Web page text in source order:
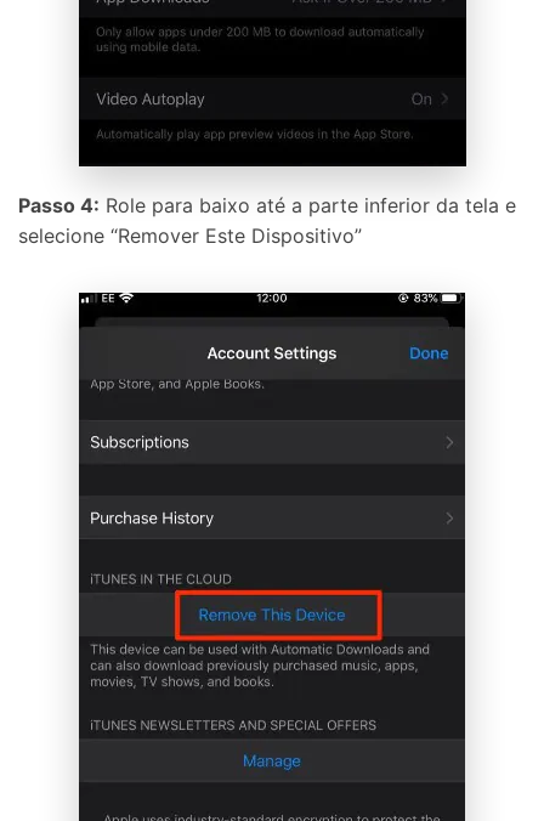
Passo 4: Role para baixo até a parte inferior da tela e
selecione “Remover Este Dispositivo”